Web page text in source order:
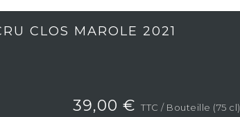
CLOS MAROLE 2021
39,00 € TTC / Bouteille (75 cl)